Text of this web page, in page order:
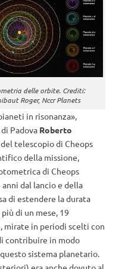
delle orbite. Crediti:
Roger, Nccr Planets
in risonanza»,
Padova Roberto
telescopio di Cheops
della missione,
di Cheops
anni dal lancio e della
di estendere la durata
di un mese, 19
mirate in periodi scelti con
contribuire in modo
sistema planetario.